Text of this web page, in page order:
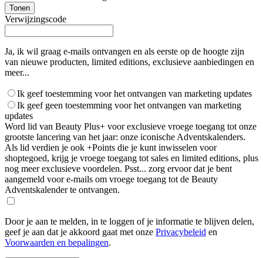
Tonen
Verwijzingscode
Ja, ik wil graag e-mails ontvangen en als eerste op de hoogte zijn
van nieuwe producten, limited editions, exclusieve aanbiedingen en
meer...
Ik geef toestemming voor het ontvangen van marketing updates
Ik geef geen toestemming voor het ontvangen van marketing
updates
Word lid van Beauty Plus+ voor exclusieve vroege toegang tot onze
grootste lancering van het jaar: onze iconische Adventskalenders.
Als lid verdien je ook +Points die je kunt inwisselen voor
shoptegoed, krijg je vroege toegang tot sales en limited editions, plus
nog meer exclusieve voordelen. Psst... zorg ervoor dat je bent
aangemeld voor e-mails om vroege toegang tot de Beauty
Adventskalender te ontvangen.
Door je aan te melden, in te loggen of je informatie te blijven delen,
geef je aan dat je akkoord gaat met onze Privacybeleid en
Voorwaarden en bepalingen.